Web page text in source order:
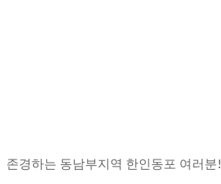
존경하는 동남부지역 한인동포 여러분!